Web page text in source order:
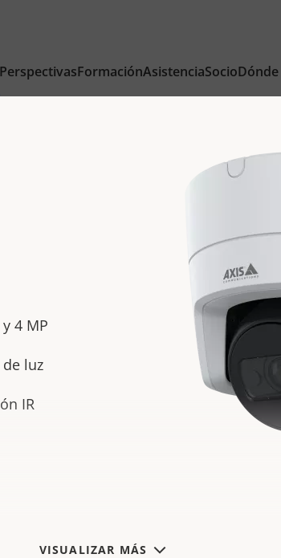
PerspectivasFormaciónAsistenciaSocio
VISUALIZAR MÁS
4 MP
luz
IR